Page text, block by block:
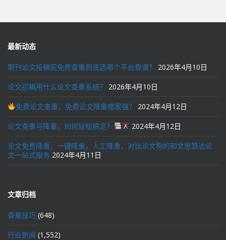
航
最新动态
期刊论文投稿前免费查重到底选哪个平台靠谱？ 2026年4月10日
论文初稿用什么论文查重系统？ 2026年4月10日
免费论文查重、免费论文降重哪家强？ 2024年4月12日
论文查重与降重，如何轻松搞定？ 2024年4月12日
论文免费降重，一键降重，人工降重，对比论文狗的和文思慧达论
文一站式服务 2024年4月11日
文章归档
查重技巧 (648)
行业新闻 (1,552)